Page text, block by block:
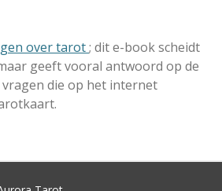
over tarot; dit e-book scheidt
geeft vooral antwoord op de
die op het internet